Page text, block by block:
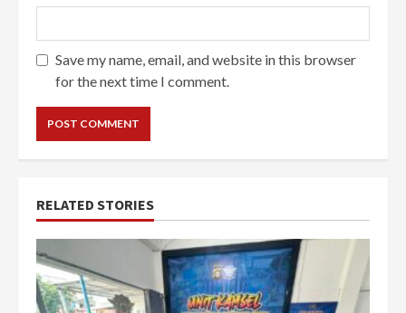
Save my name, email, and website in this browser
for the next time I comment.
RELATED STORIES